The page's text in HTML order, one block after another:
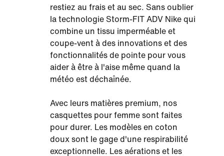
restiez au frais et au sec. Sans oublier
la technologie Storm-FIT ADV Nike qui
combine un tissu imperméable et
coupe-vent à des innovations et des
fonctionnalités de pointe pour vous
aider à être à l'aise même quand la
météo est déchaînée.
Avec leurs matières premium, nos
casquettes pour femme sont faites
pour durer. Les modèles en coton
doux sont le gage d'une respirabilité
exceptionnelle. Les aérations et les